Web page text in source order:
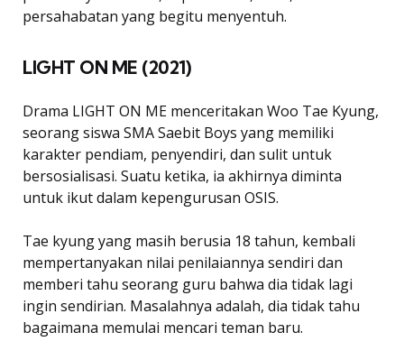
persahabatan yang begitu menyentuh.
LIGHT ON ME (2021)
Drama LIGHT ON ME menceritakan Woo Tae Kyung,
seorang siswa SMA Saebit Boys yang memiliki
karakter pendiam, penyendiri, dan sulit untuk
bersosialisasi. Suatu ketika, ia akhirnya diminta
untuk ikut dalam kepengurusan OSIS.
Tae kyung yang masih berusia 18 tahun, kembali
mempertanyakan nilai penilaiannya sendiri dan
memberi tahu seorang guru bahwa dia tidak lagi
ingin sendirian. Masalahnya adalah, dia tidak tahu
bagaimana memulai mencari teman baru.